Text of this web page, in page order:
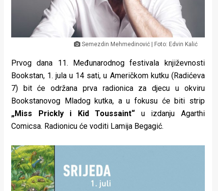
Zdravlje
Život
Ideje
koje
rade
Urban
Semezdin Mehmedinović | Foto: Edvin Kalić
Prvog dana 11. Međunarodnog festivala književnosti
Bookstan, 1. jula u 14 sati, u Američkom kutku (Radićeva
7) bit će održana prva radionica za djecu u okviru
Bookstanovog Mladog kutka, a u fokusu će biti strip
„Miss Prickly i Kid Toussaint“ u izdanju Agarthi
Comicsa. Radionicu će voditi Lamija Begagić.